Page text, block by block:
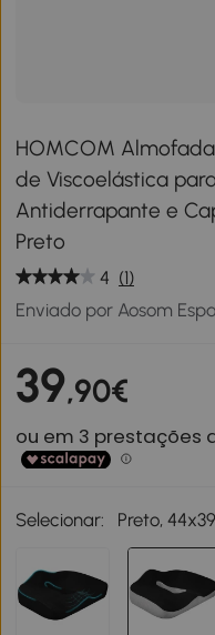
HOMCOM
de Viscoelástica
Antiderrapante e
Preto
4 (1)
Enviado por Aosom
39,90€
Selecionar: Preto,